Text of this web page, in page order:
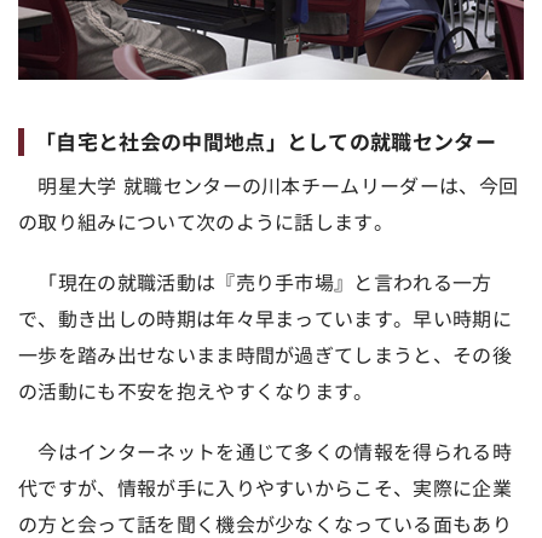
「自宅と社会の中間地点」としての就職センター
明星大学 就職センターの川本チームリーダーは、今回
の取り組みについて次のように話します。
「現在の就職活動は『売り手市場』と言われる一方
で、動き出しの時期は年々早まっています。早い時期に
一歩を踏み出せないまま時間が過ぎてしまうと、その後
の活動にも不安を抱えやすくなります。
今はインターネットを通じて多くの情報を得られる時
代ですが、情報が手に入りやすいからこそ、実際に企業
の方と会って話を聞く機会が少なくなっている面もあり